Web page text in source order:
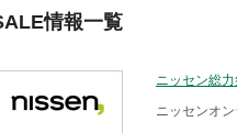
情報一覧
ニッセン総
ニッセンオ